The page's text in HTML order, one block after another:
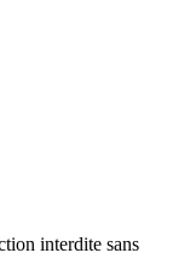
interdite sans